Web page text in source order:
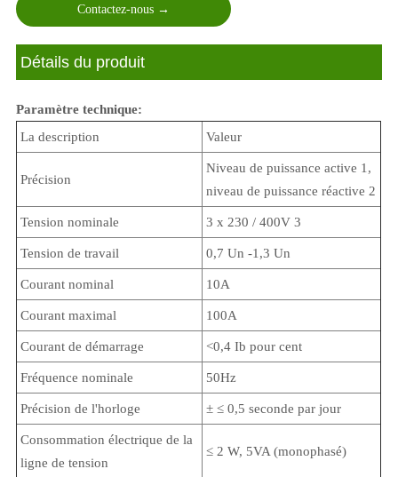
Contactez-nous →
ㅤ Détails du produit
Paramètre technique:
La description
Valeur
Précision
Niveau de puissance active 1,
niveau de puissance réactive 2
Tension nominale 3 x 230 / 400V 3
Tension de travail 0,7 Un -1,3 Un
Courant nominal 10A
Courant maximal 100A
Courant de démarrage <0,4 Ib pour cent
Fréquence nominale 50Hz
Précision de l'horloge ± ≤ 0,5 seconde par jour
Consommation électrique de la
ligne de tension
≤ 2 W, 5VA (monophasé)